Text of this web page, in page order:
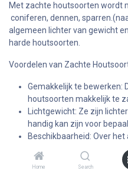
Home Search
Met zachte houtsoorten wordt
coniferen, dennen,
algemeen lichter van gewicht
harde houtsoorten.
Voordelen van Zachte
Gemakkelijk te bewerken:
houtsoorten makkelijk te
Lichtgewicht: Ze zijn
handig kan zijn voor
Beschikbaarheid: Over
wijdverspreid en groeien
Kosten: omdat ze